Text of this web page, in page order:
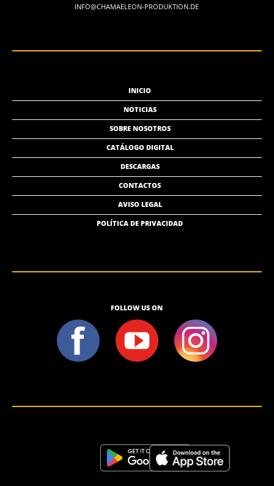
INFO@CHAMAELEON-PRODUKTION.DE
INICIO
NOTICIAS
SOBRE NOSOTROS
CATÁLOGO DIGITAL
DESCARGAS
CONTACTOS
AVISO LEGAL
POLÍTICA DE PRIVACIDAD
FOLLOW US ON